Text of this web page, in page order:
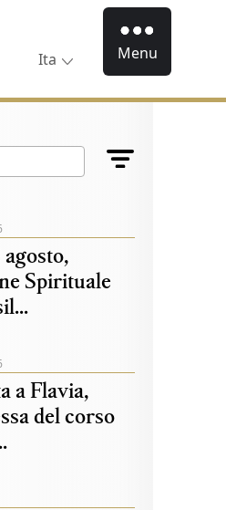
Ita Menu
agosto,
Spirituale
a Flavia,
del corso